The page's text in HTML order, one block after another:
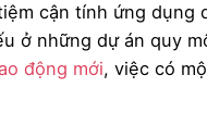
cận tính ứng dụng
ở những dự án quy
động mới, việc có